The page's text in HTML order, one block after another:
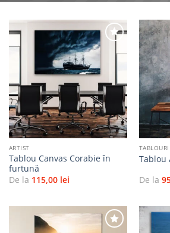
Adaugă
favorite
ARTIST
Tablou Canvas Corabie în
furtună
De la 115,00 lei
TABLOURI
Tablou
De la